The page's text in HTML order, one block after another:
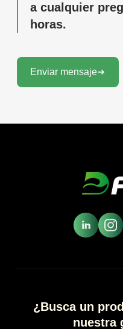
a cualquier
horas.
Enviar mensaje
¿Busca un
nuestra